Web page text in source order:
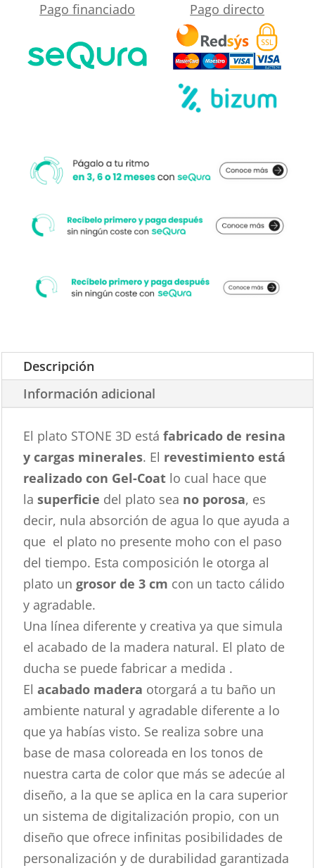
BUUL
antideslizante
Pago financiado Pago directo
Descripción
Información adicional
El plato STONE 3D estáfabricado de resina
y cargas minerales. El revestimiento está
realizado con Gel-Coat lo cual hace que
lasuperficie del plato sea no porosa, es
decir, nula absorción de agua lo que ayuda a
que el plato no presente moho con el paso
del tiempo. Esta composición le otorga al
plato un grosor de 3 cm con un tacto cálido
y agradable.
Una línea diferente y creativa ya que simula
el acabado de la madera natural. El plato de
ducha se puede fabricar a medida .
Elacabado madera otorgará a tu baño un
ambiente natural y agradable diferente a lo
que ya habías visto. Se realiza sobre una
base de masa coloreada en los tonos de
nuestra carta de color que más se adecúe al
diseño, a la que se aplica en la cara superior
un sistema de digitalización propio, con un
diseño que ofrece infinitas posibilidades de
personalización y de durabilidad garantizada